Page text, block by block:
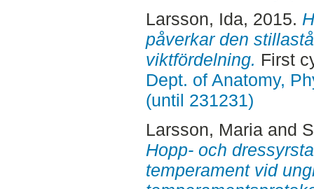
Larsson, Ida, 2015.
påverkar den
viktfördelning. First
Dept. of Anatomy,
(until 231231)
Larsson, Maria and
Hopp- och
temperament vid